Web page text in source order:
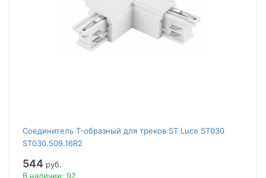
Соединитель T-образный для треков ST Luce ST030
ST030.509.16R2
544 руб.
В наличии: 92